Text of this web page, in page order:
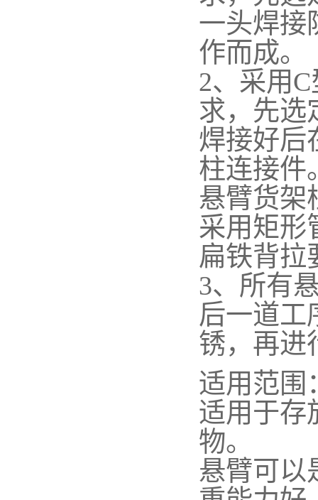
一头焊接
作而成。
2、采用
求，先选
焊接好后
柱连接件
悬臂货架
采用矩形
扁铁背拉
3、所有
后一道工
锈，再进
适用范围
适用于存
物。
悬臂可以